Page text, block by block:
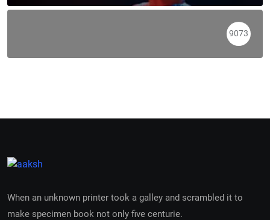
9073
When an unknown printer took a galley and scrambled it to
make specimen book not only five centurie.